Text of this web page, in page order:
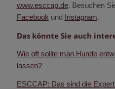
www.esccap.de. Besuchen
Facebook und Instagram.
Das könnte Sie auch
Wie oft sollte man Hunde
lassen?
ESCCAP: Das sind die